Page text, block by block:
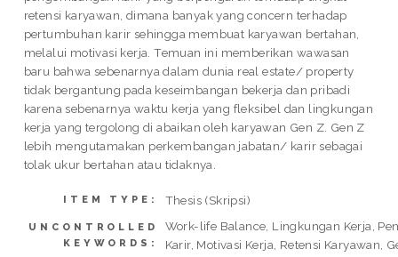
retensi karyawan, dimana banyak yang concern terhadap
pertumbuhan karir sehingga membuat karyawan bertahan,
melalui motivasi kerja. Temuan ini memberikan wawasan
baru bahwa sebenarnya dalam dunia real estate/ property
tidak bergantung pada keseimbangan bekerja dan pribadi
karena sebenarnya waktu kerja yang fleksibel dan lingkungan
kerja yang tergolong di abaikan oleh karyawan Gen Z. Gen Z
lebih mengutamakan perkembangan jabatan/ karir sebagai
tolak ukur bertahan atau tidaknya.
ITEM TYPE: Thesis (Skripsi)
UNCONTROLLED
KEYWORDS:
Work-life Balance, Lingkungan Kerja,
Karir, Motivasi Kerja, Retensi Karyawan,